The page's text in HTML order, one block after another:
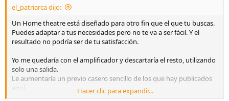
el_patriarca dijo:
Un Home theatre está diseñado para otro fin que el que tu buscas.
Puedes adaptar a tus necesidades pero no te va a ser fácil. Y el
resultado no podría ser de tu satisfacción.
Yo me quedaría con el amplificador y descartaría el resto, utilizando
solo una salida.
Le aumentaría un previo casero sencillo de los que hay publicados
aquí.
Hacer clic para expandir...